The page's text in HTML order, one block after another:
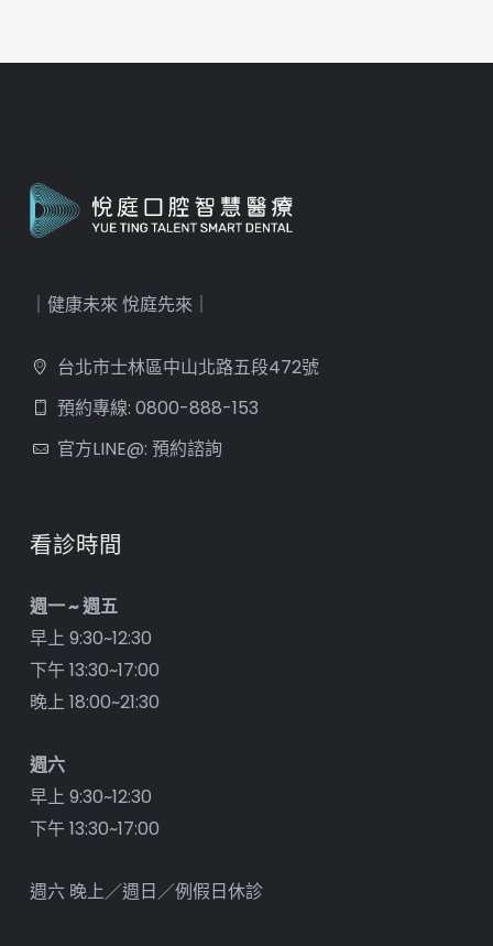
｜健康未來 悅庭先來｜
台北市士林區中山北路五段472號
預約專線: 0800-888-153
官方LINE@: 預約諮詢
看診時間
週一 ~ 週五
早上 9:30~12:30
下午 13:30~17:00
晚上 18:00~21:30
週六
早上 9:30~12:30
下午 13:30~17:00
週六 晚上／週日／例假日休診